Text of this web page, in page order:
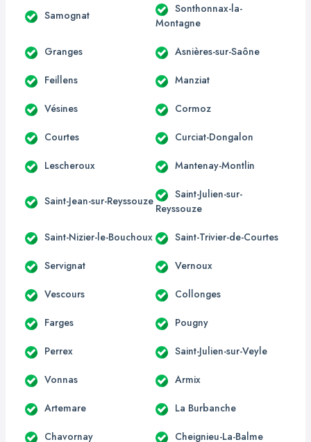
Samognat
Sonthonnax-la-
Montagne
Granges Asnières-sur-Saône
Feillens Manziat
Vésines Cormoz
Courtes Curciat-Dongalon
Lescheroux Mantenay-Montlin
Saint-Jean-sur-Reyssouze
Saint-Julien-sur-
Reyssouze
Saint-Nizier-le-Bouchoux Saint-Trivier-de-Courtes
Servignat Vernoux
Vescours Collonges
Farges Pougny
Perrex Saint-Julien-sur-Veyle
Vonnas Armix
Artemare La Burbanche
Chavornay Cheignieu-La-Balme